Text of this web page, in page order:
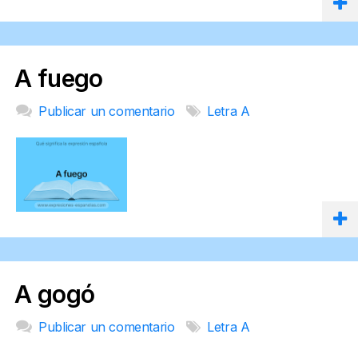
A fuego
Publicar un comentario Letra A
A gogó
Publicar un comentario Letra A